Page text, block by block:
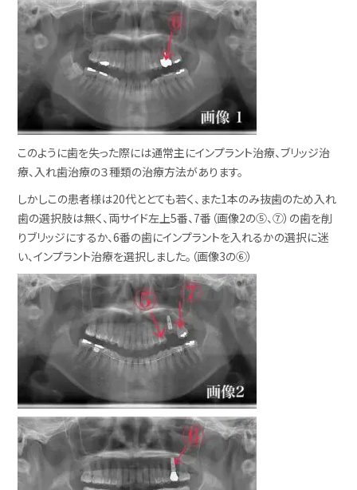
このように歯を失った際には通常主にインプラント治療、ブリッジ治
療、入れ歯治療の３種類の治療方法があります。
しかしこの患者様は20代ととても若く、また1本のみ抜歯のため入れ
歯の選択肢は無く、両サイド左上5番、7番（画像2の⑤、⑦）の歯を削
りブリッジにするか、6番の歯にインプラントを入れるかの選択に迷
い、インプラント治療を選択しました。（画像3の⑥）